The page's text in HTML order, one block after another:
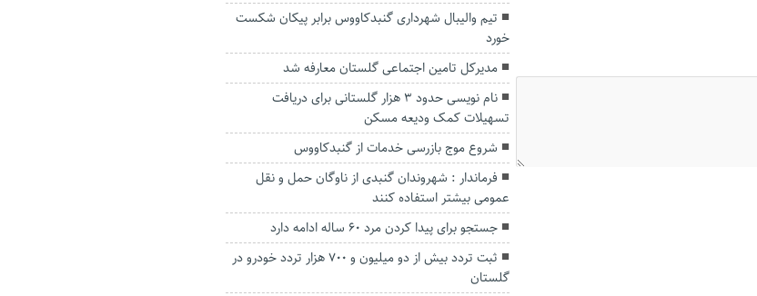
تیم والیبال شهرداری گنبدکاووس برابر پیکان شکست
خورد
مدیرکل تامین اجتماعی گلستان معارفه شد
نام نویسی حدود ۳ هزار گلستانی برای دریافت
تسهیلات کمک ودیعه مسکن
شروع موج بازرسی خدمات از گنبدکاووس
فرماندار : شهروندان گنبدی از ناوگان حمل و نقل
عمومی بیشتر استفاده کنند
جستجو برای پیدا کردن مرد ۶۰ ساله ادامه دارد
ثبت تردد بیش از دو میلیون و ۷۰۰ هزار تردد خودرو در
گلستان